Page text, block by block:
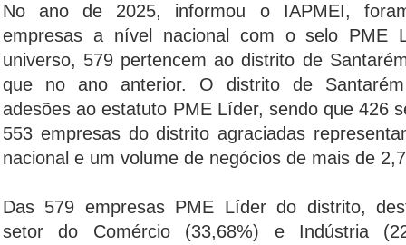
No ano de 2025, informou o IAPMEI,
empresas a nível nacional com o selo PME
universo, 579 pertencem ao distrito de
que no ano anterior. O distrito de
adesões ao estatuto PME Líder, sendo que 426
553 empresas do distrito agraciadas
nacional e um volume de negócios de mais de
Das 579 empresas PME Líder do distrito,
setor do Comércio (33,68%) e Indústria